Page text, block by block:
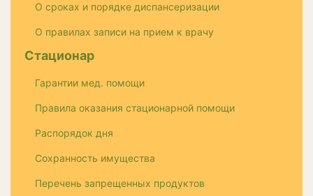
О сроках и порядке диспансеризации
О правилах записи на прием к врачу
Стационар
Гарантии мед. помощи
Правила оказания стационарной помощи
Распорядок дня
Сохранность имущества
Перечень запрещенных продуктов